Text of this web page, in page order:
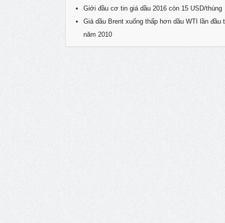
Giới đầu cơ tin giá dầu 2016 còn 15 USD/thùng
Giá dầu Brent xuống thấp hơn dầu WTI lần đầu
năm 2010